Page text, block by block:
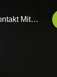
Kontakt Mit Uns